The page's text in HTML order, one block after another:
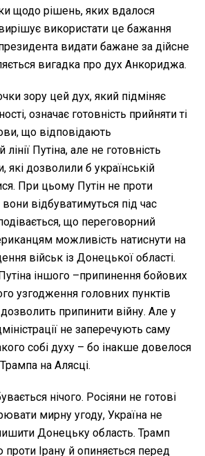
щодо рішень, яких вдалося
використати це бажання
видати бажане за дійсне
вигадка про дух Анкориджа.
зору цей дух, який підміняє
означає готовність прийняти ті
що відповідають
лінії Путіна, але не готовність
які дозволили б українській
При цьому Путін не проти
відбуватимуться під час
що переговорний
можливість натиснути на
військ із Донецької області.
іншого –припинення бойових
узгодження головних пунктів
припинити війну. Але у
не заперечують саму
собі духу – бо інакше довелося
на Алясці.
нічого. Росіяни не готові
мирну угоду, Україна не
Донецьку область. Трамп
проти Ірану й опиняється перед